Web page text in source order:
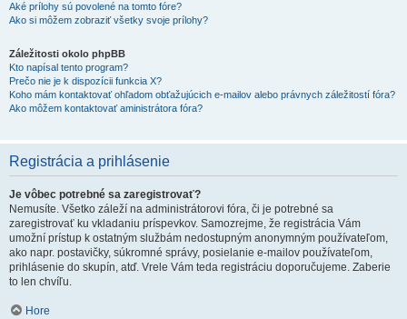
Aké prílohy sú povolené na tomto fóre?
Ako si môžem zobraziť všetky svoje prílohy?
Záležitosti okolo phpBB
Kto napísal tento program?
Prečo nie je k dispozícii funkcia X?
Koho mám kontaktovať ohľadom obťažujúcich e-mailov alebo právnych záležitostí fóra?
Ako môžem kontaktovať aministrátora fóra?
Registrácia a prihlásenie
Je vôbec potrebné sa zaregistrovať?
Nemusíte. Všetko záleží na administrátorovi fóra, či je potrebné sa
zaregistrovať ku vkladaniu príspevkov. Samozrejme, že registrácia Vám
umožní prístup k ostatným službám nedostupným anonymným používateľom,
ako napr. postavičky, súkromné správy, posielanie e-mailov používateľom,
prihlásenie do skupín, atď. Vrele Vám teda registráciu doporučujeme. Zaberie
to len chvíľu.
Hore